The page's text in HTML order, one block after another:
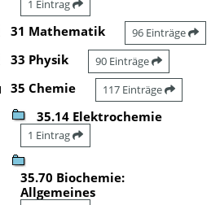
1 Eintrag
31 Mathematik 96 Einträge
33 Physik 90 Einträge
35 Chemie 117 Einträge
35.14 Elektrochemie
1 Eintrag
35.70 Biochemie:
Allgemeines